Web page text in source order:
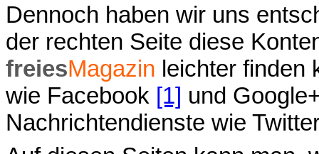
Dennoch haben wir uns
der rechten Seite diese
freiesMagazin leichter finden
wie Facebook [1] und
Nachrichtendienste wie